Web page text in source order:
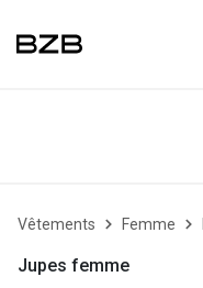
Vêtements Femme
Jupes femme